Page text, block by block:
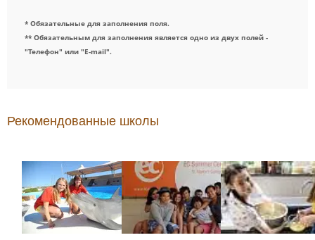
* Обязательные для заполнения поля.
** Обязательным для заполнения является одно из двух полей -
"Телефон" или "E-mail".
Рекомендованные школы